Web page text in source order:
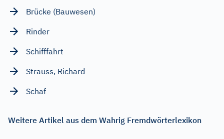
Brücke (Bauwesen)
Rinder
Schifffahrt
Strauss, Richard
Schaf
Weitere Artikel aus dem Wahrig Fremdwörterlexikon